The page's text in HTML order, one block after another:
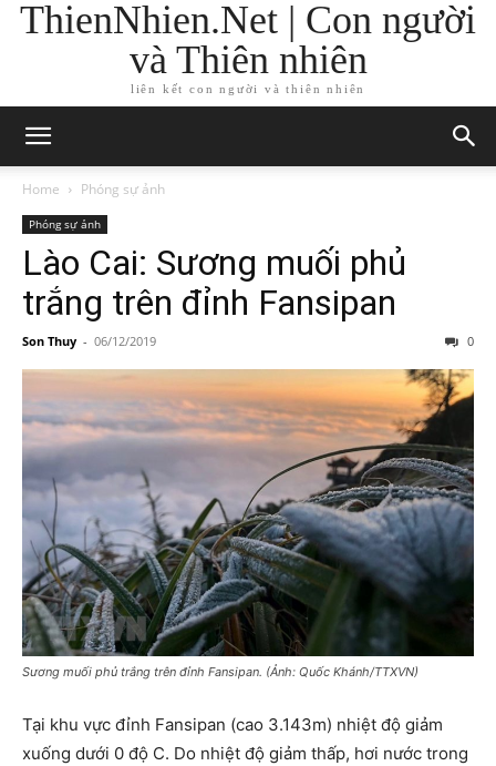
ThienNhien.Net | Con người
và Thiên nhiên
liên kết con người và thiên nhiên
Home Phóng sự ảnh
Phóng sự ảnh
Lào Cai: Sương muối phủ
trắng trên đỉnh Fansipan
Son Thuy - 06/12/2019 0
Sương muối phủ trắng trên đỉnh Fansipan. (Ảnh: Quốc Khánh/TTXVN)
Tại khu vực đỉnh Fansipan (cao 3.143m) nhiệt độ giảm
xuống dưới 0 độ C. Do nhiệt độ giảm thấp, hơi nước trong